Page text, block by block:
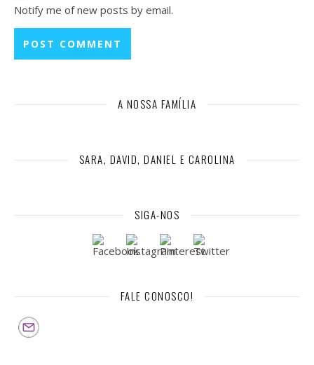
Notify me of new posts by email.
A NOSSA FAMÍLIA
SARA, DAVID, DANIEL E CAROLINA
SIGA-NOS
FALE CONOSCO!